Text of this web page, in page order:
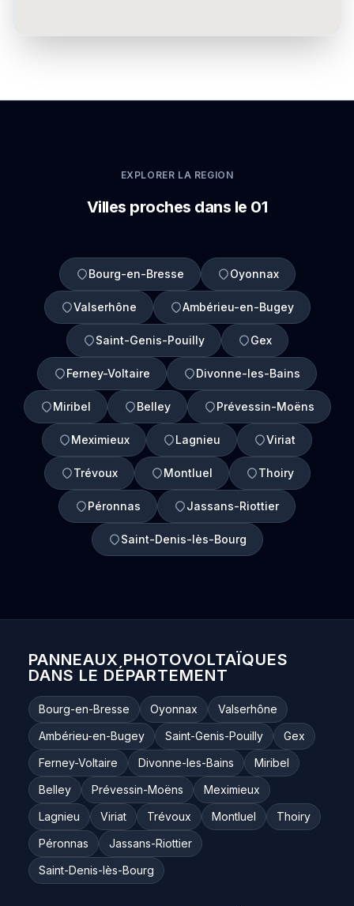
EXPLORER LA REGION
Villes proches dans le 01
Bourg-en-Bresse Oyonnax
Valserhône Ambérieu-en-Bugey
Saint-Genis-Pouilly Gex
Ferney-Voltaire Divonne-les-Bains
Miribel Belley Prévessin-Moëns
Meximieux Lagnieu Viriat
Trévoux Montluel Thoiry
Péronnas Jassans-Riottier
Saint-Denis-lès-Bourg
PANNEAUX PHOTOVOLTAÏQUES
DANS LE DÉPARTEMENT
Bourg-en-Bresse Oyonnax
Valserhône
Ambérieu-en-Bugey
Saint-Genis-Pouilly
Gex
Ferney-Voltaire
Divonne-les-Bains
Miribel
Belley
Prévessin-Moëns
Meximieux
Lagnieu
Viriat Trévoux Montluel
Thoiry
Péronnas
Jassans-Riottier
Saint-Denis-lès-Bourg